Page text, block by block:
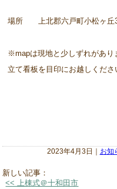
場所 上北郡六戸町小松ヶ丘3
※mapは現地と少しずれがあり
立て看板を目印にお越しくださ
2023年4月3日｜ お知
新しい記事：
<< 上棟式＠十和田市